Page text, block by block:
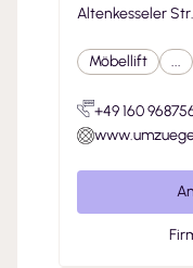
Altenkesseler Str.
Möbellift ...
+49 160